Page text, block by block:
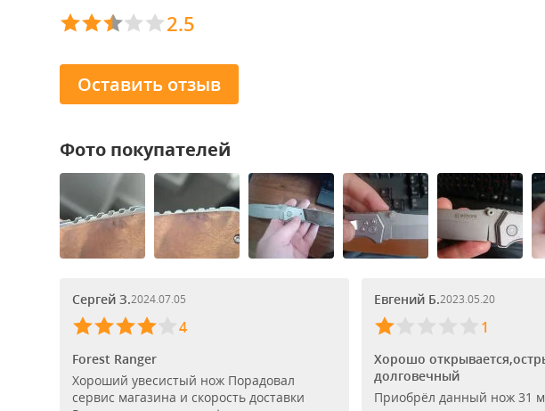
2.5
Оставить отзыв
Фото покупателей
Сергей З.2024.07.05
4
Forest Ranger
Хороший увесистый нож Порадовал
сервис магазина и скорость доставки
Евгений Б.2023.05.20
1
Хорошо
долговечный
Приобрёл данный нож 31